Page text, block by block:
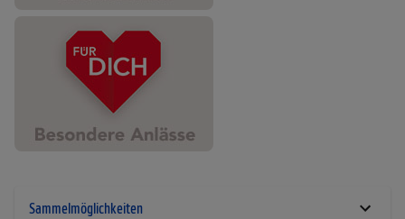
Sammelmöglichkeiten